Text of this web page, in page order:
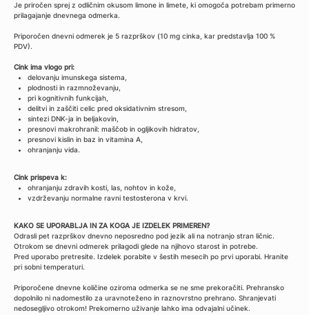
Je priročen sprej z odličnim okusom limone in limete, ki omogoča potrebam primerno
prilagajanje dnevnega odmerka.
Priporočen dnevni odmerek je 5 razprškov (10 mg cinka, kar predstavlja 100 %
PDV).
Cink ima vlogo pri:
delovanju imunskega sistema,
plodnosti in razmnoževanju,
pri kognitivnih funkcijah,
delitvi in zaščiti celic pred oksidativnim stresom,
sintezi DNK-ja in beljakovin,
presnovi makrohranil: maščob in ogljikovih hidratov,
presnovi kislin in baz in vitamina A,
ohranjanju vida.
Cink prispeva k:
ohranjanju zdravih kosti, las, nohtov in kože,
vzdrževanju normalne ravni testosterona v krvi.
KAKO SE UPORABLJA IN ZA KOGA JE IZDELEK PRIMEREN?
Odrasli pet razprškov dnevno neposredno pod jezik ali na notranjo stran ličnic.
Otrokom se dnevni odmerek prilagodi glede na njihovo starost in potrebe.
Pred uporabo pretresite. Izdelek porabite v šestih mesecih po prvi uporabi. Hranite
pri sobni temperaturi.
Priporočene dnevne količine oziroma odmerka se ne sme prekoračiti. Prehransko
dopolnilo ni nadomestilo za uravnoteženo in raznovrstno prehrano. Shranjevati
nedosegljivo otrokom! Prekomerno uživanje lahko ima odvajalni učinek.